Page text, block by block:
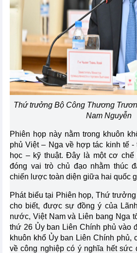
Thứ trưởng Bộ Công Thương
Nam Nguyễn
Phiên họp này nằm trong khuôn
phủ Việt – Nga về hợp tác kinh tế
học – kỹ thuật. Đây là một cơ chế
đóng vai trò chủ đạo nhằm thúc
chiến lược toàn diện giữa hai quốc
Phát biểu tại Phiên họp, Thứ
cho biết, được sự đồng ý của
nước, Việt Nam và Liên bang Nga
thứ 26 Ủy ban Liên Chính phủ vào
khuôn khổ Ủy ban Liên Chính phủ,
về công nghiệp có ý nghĩa hết sức